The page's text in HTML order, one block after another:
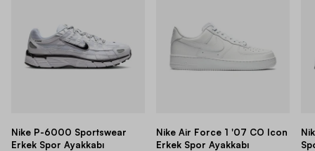
Nike P-6000 Sportswear
Erkek Spor Ayakkabı
Nike Air Force 1 '07 CO Icon
Erkek Spor Ayakkabı